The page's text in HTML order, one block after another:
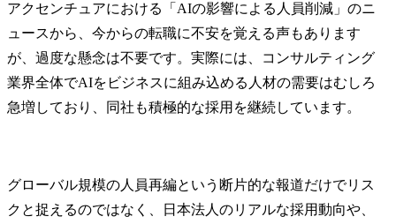
アクセンチュアにおける「AIの影響による人員削減」のニ
ュースから、今からの転職に不安を覚える声もあります
が、過度な懸念は不要です。実際には、コンサルティング
業界全体でAIをビジネスに組み込める人材の需要はむしろ
急増しており、同社も積極的な採用を継続しています。
グローバル規模の人員再編という断片的な報道だけでリス
クと捉えるのではなく、日本法人のリアルな採用動向や、